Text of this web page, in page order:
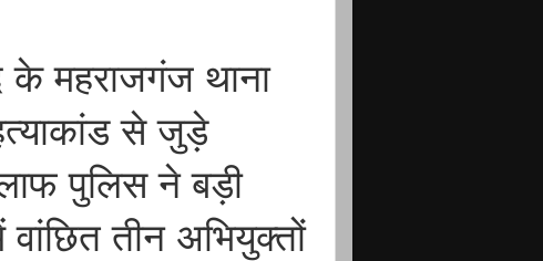
महराजगंज थाना
से जुड़े
पुलिस ने बड़ी
तीन अभियुक्तों